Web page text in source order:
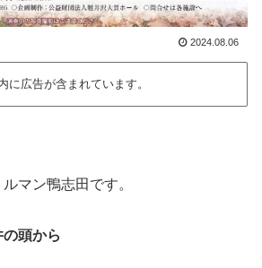
2024.08.06
に広告が含まれています。
マン鴨志田です。
頭から